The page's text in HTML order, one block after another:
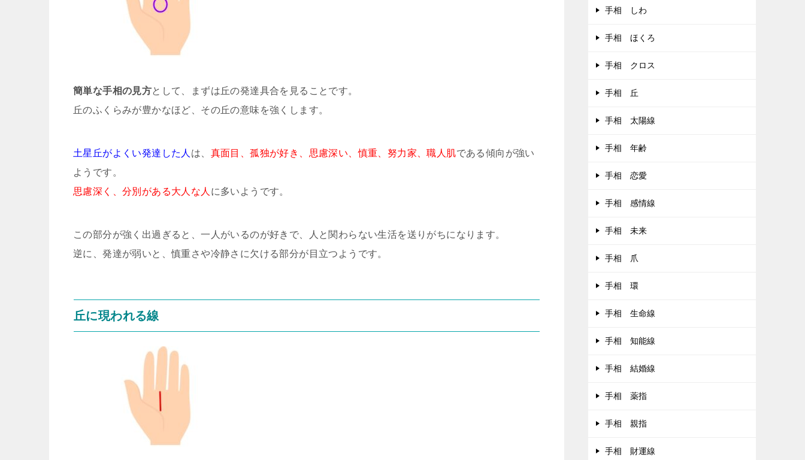
簡単な手相の見方として、まずは丘の発達具合を見ることです。
丘のふくらみが豊かなほど、その丘の意味を強くします。
土星丘がよくい発達した人 は、 真面目、孤独が好き、思慮深い、慎重、努力家、職人肌である傾向が強い
ようです。
思慮深く、分別がある大人な人 に多いようです。
この部分が強く出過ぎると、一人がいるのが好きで、人と関わらない生活を送りがちになります。
逆に、発達が弱いと、慎重さや冷静さに欠ける部分が目立つようです。
丘に現われる線
手相 しわ
手相 ほくろ
手相 クロス
手相 丘
手相 太陽線
手相 年齢
手相 恋愛
手相 感情線
手相 未来
手相 爪
手相 環
手相 生命線
手相 知能線
手相 結婚線
手相 薬指
手相 親指
手相 財運線